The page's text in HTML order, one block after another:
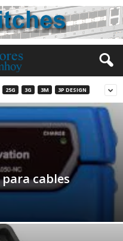
25G 3G 3M 3P DESIGN
cables